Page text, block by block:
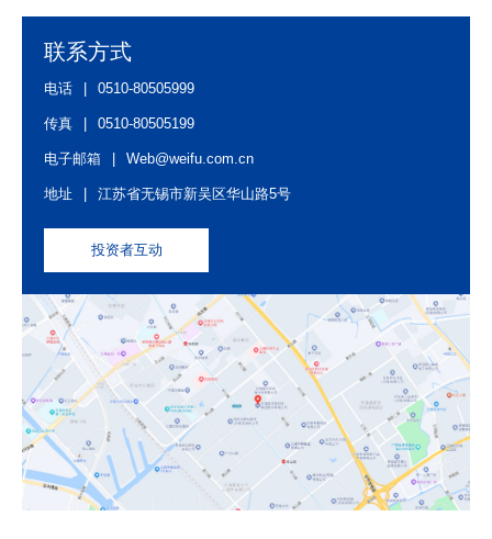
联系方式
电话 0510-80505999
传真 0510-80505199
电子邮箱 Web@weifu.com.cn
地址 江苏省无锡市新吴区华山路5号
投资者互动